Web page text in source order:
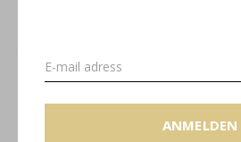
ANMELDEN